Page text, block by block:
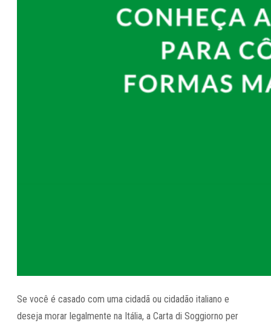
Se você é casado com uma cidadã ou cidadão italiano e
deseja morar legalmente na Itália, a Carta di Soggiorno per